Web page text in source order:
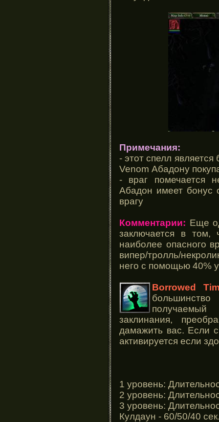
Примечания:
- этот спелл
Venom Абадону
- враг помечается
Абадон имеет бонус
врагу
Комментарии: Еще
заключается в том,
наиболее опасного
випер/тролль/
него с помощью 40%
Borrowed
заклинания,
дамажить вас. Если
активируется если
1 уровень:
2 уровень:
3 уровень:
Кулдаун - 60/50/40